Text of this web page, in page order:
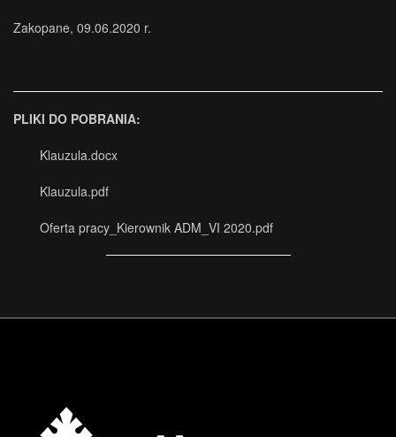
Zakopane, 09.06.2020 r.
PLIKI DO POBRANIA:
Klauzula.docx
Klauzula.pdf
Oferta pracy_Kierownik ADM_VI 2020.pdf